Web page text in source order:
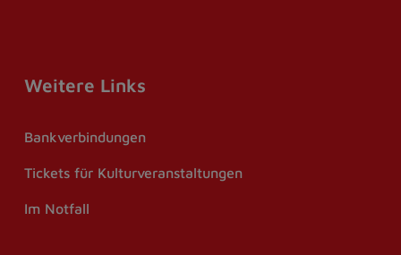
Weitere Links
Bankverbindungen
Tickets für Kulturveranstaltungen
Im Notfall